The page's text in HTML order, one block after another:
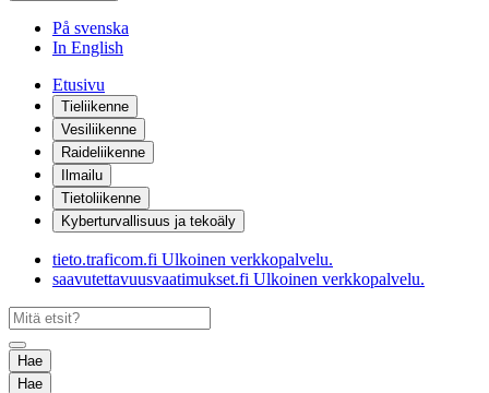
På svenska
In English
Etusivu
Tieliikenne
Vesiliikenne
Raideliikenne
Ilmailu
Tietoliikenne
Kyberturvallisuus ja tekoäly
tieto.traficom.fi Ulkoinen verkkopalvelu.
saavutettavuusvaatimukset.fi Ulkoinen verkkopalvelu.
Hae
Hae